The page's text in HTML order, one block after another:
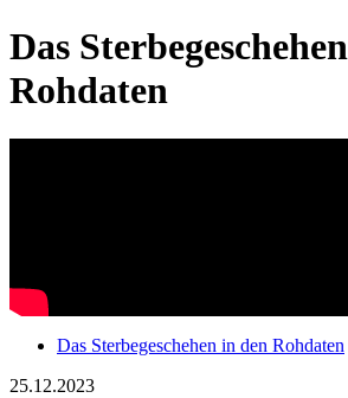
Das
Rohdaten
Das Sterbegeschehen in den Rohdaten
25.12.2023